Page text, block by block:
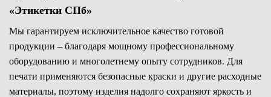
«Этикетки СПб»
Мы гарантируем исключительное качество готовой
продукции – благодаря мощному профессиональному
оборудованию и многолетнему опыту сотрудников. Для
печати применяются безопасные краски и другие расходные
материалы, поэтому изделия надолго сохраняют яркость и